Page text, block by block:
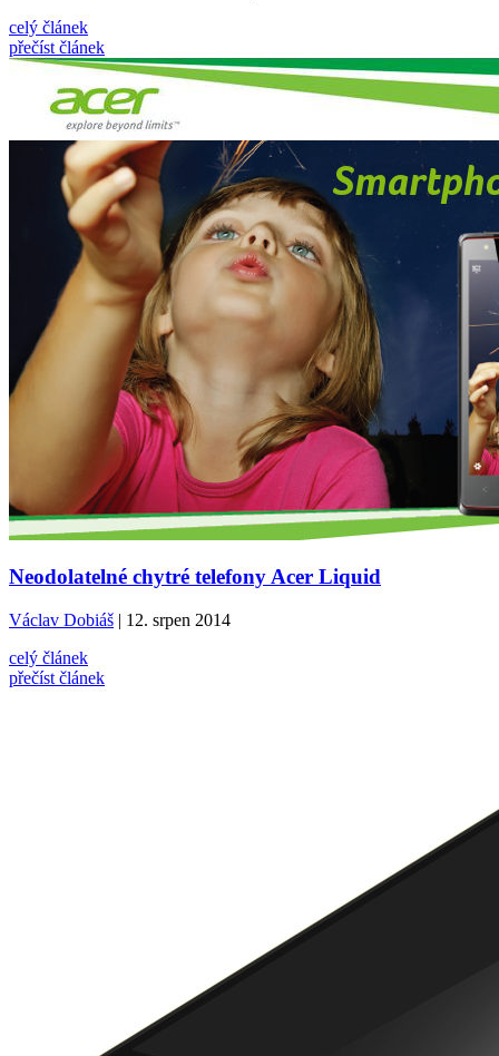
celý článek
přečíst článek
Neodolatelné chytré telefony Acer Liquid
Václav Dobiáš | 12. srpen 2014
celý článek
přečíst článek